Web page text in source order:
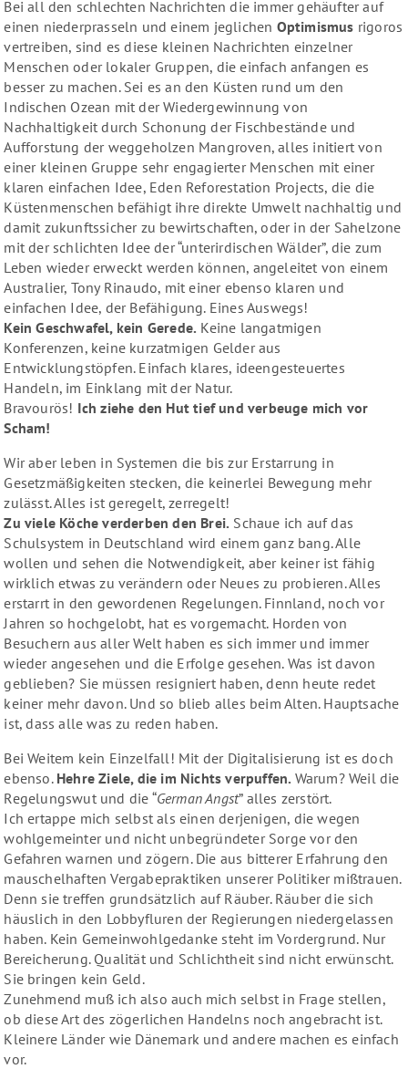
Bei all den schlechten Nachrichten die immer gehäufter auf
einen niederprasseln und einem jeglichen Optimismus rigoros
vertreiben, sind es diese kleinen Nachrichten einzelner
Menschen oder lokaler Gruppen, die einfach anfangen es
besser zu machen. Sei es an den Küsten rund um den
Indischen Ozean mit der Wiedergewinnung von
Nachhaltigkeit durch Schonung der Fischbestände und
Aufforstung der weggeholzen Mangroven, alles initiert von
einer kleinen Gruppe sehr engagierter Menschen mit einer
klaren einfachen Idee, Eden Reforestation Projects, die die
Küstenmenschen befähigt ihre direkte Umwelt nachhaltig und
damit zukunftssicher zu bewirtschaften, oder in der Sahelzone
mit der schlichten Idee der “unterirdischen Wälder”, die zum
Leben wieder erweckt werden können, angeleitet von einem
Australier, Tony Rinaudo, mit einer ebenso klaren und
einfachen Idee, der Befähigung. Eines Auswegs!
Kein Geschwafel, kein Gerede. Keine langatmigen
Konferenzen, keine kurzatmigen Gelder aus
Entwicklungstöpfen. Einfach klares, ideengesteuertes
Handeln, im Einklang mit der Natur.
Bravourös! Ich ziehe den Hut tief und verbeuge mich vor
Scham!
Wir aber leben in Systemen die bis zur Erstarrung in
Gesetzmäßigkeiten stecken, die keinerlei Bewegung mehr
zulässt. Alles ist geregelt, zerregelt!
Zu viele Köche verderben den Brei. Schaue ich auf das
Schulsystem in Deutschland wird einem ganz bang. Alle
wollen und sehen die Notwendigkeit, aber keiner ist fähig
wirklich etwas zu verändern oder Neues zu probieren. Alles
erstarrt in den gewordenen Regelungen. Finnland, noch vor
Jahren so hochgelobt, hat es vorgemacht. Horden von
Besuchern aus aller Welt haben es sich immer und immer
wieder angesehen und die Erfolge gesehen. Was ist davon
geblieben? Sie müssen resigniert haben, denn heute redet
keiner mehr davon. Und so blieb alles beim Alten. Hauptsache
ist, dass alle was zu reden haben.
Bei Weitem kein Einzelfall! Mit der Digitalisierung ist es doch
ebenso. Hehre Ziele, die im Nichts verpuffen. Warum? Weil die
Regelungswut und die “German Angst” alles zerstört.
Ich ertappe mich selbst als einen derjenigen, die wegen
wohlgemeinter und nicht unbegründeter Sorge vor den
Gefahren warnen und zögern. Die aus bitterer Erfahrung den
mauschelhaften Vergabepraktiken unserer Politiker mißtrauen.
Denn sie treffen grundsätzlich auf Räuber. Räuber die sich
häuslich in den Lobbyfluren der Regierungen niedergelassen
haben. Kein Gemeinwohlgedanke steht im Vordergrund. Nur
Bereicherung. Qualität und Schlichtheit sind nicht erwünscht.
Sie bringen kein Geld.
Zunehmend muß ich also auch mich selbst in Frage stellen,
ob diese Art des zögerlichen Handelns noch angebracht ist.
Kleinere Länder wie Dänemark und andere machen es einfach
vor.